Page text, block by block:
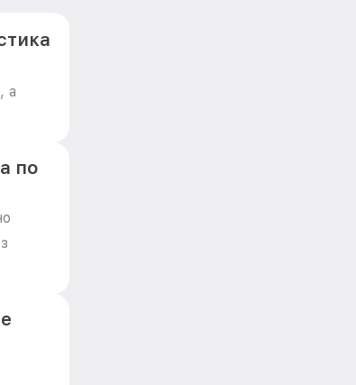
а
по